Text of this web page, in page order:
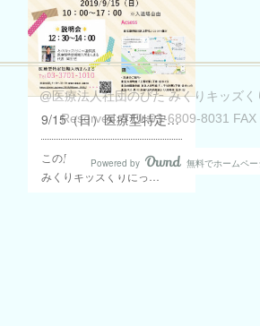
9/15（日）医療型特定短期入所まんまる内覧会のご案内
この度、医療法人社団のびた
みくりキッズくりにっ…
@医療法人社団のびた みくりキッズ
Reserved. TEL 03-6809-8031 FAX
Powered by AmebaOwnd
無料でホームペ